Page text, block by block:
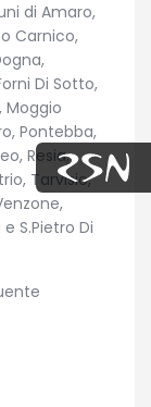
di Amaro,
Carnico,
Di Sotto,
Moggio
Pontebba,
Resia,
Tarvisio,
S.Pietro Di